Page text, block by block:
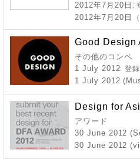
2012年7月20日 :
2012年7月20日
Good Design
その他のコンペ
1 July 2012: 登
1 July 2012
Design for
アワード
30 June 2012
30 June 2012